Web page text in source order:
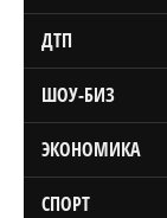
ДТП
ШОУ-БИЗ
ЭКОНОМИКА
СПОРТ